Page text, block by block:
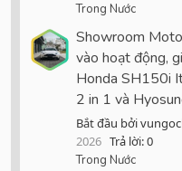
Trong Nước
Showroom
vào hoạt động,
Honda SH150i
2 in 1 và
Bắt đầu bởi
2026 Trả lời: 0
Trong Nước